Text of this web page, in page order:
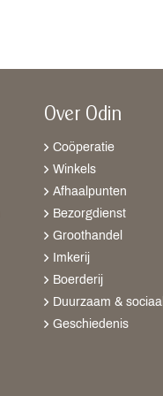
Over Odin
Coöperatie
Winkels
Afhaalpunten
Bezorgdienst
Groothandel
Imkerij
Boerderij
Duurzaam & sociaal
Geschiedenis